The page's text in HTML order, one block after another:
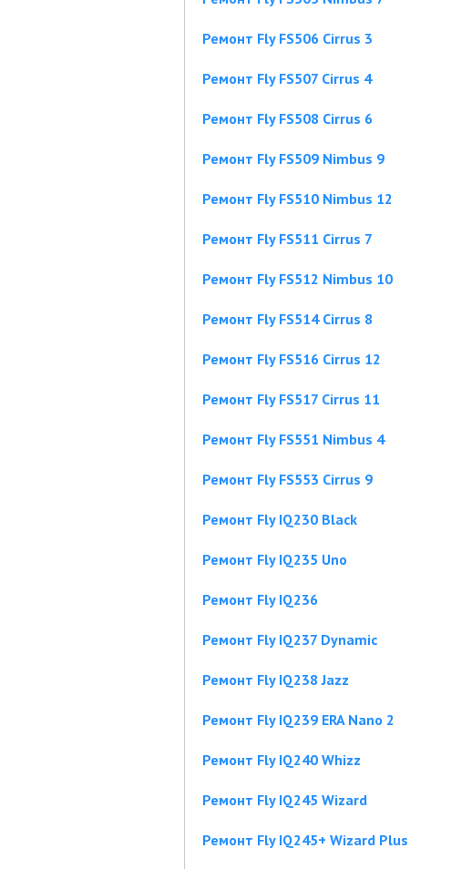
Ремонт Fly FS506 Cirrus 3
Ремонт Fly FS507 Cirrus 4
Ремонт Fly FS508 Cirrus 6
Ремонт Fly FS509 Nimbus 9
Ремонт Fly FS510 Nimbus 12
Ремонт Fly FS511 Cirrus 7
Ремонт Fly FS512 Nimbus 10
Ремонт Fly FS514 Cirrus 8
Ремонт Fly FS516 Cirrus 12
Ремонт Fly FS517 Cirrus 11
Ремонт Fly FS551 Nimbus 4
Ремонт Fly FS553 Cirrus 9
Ремонт Fly IQ230 Black
Ремонт Fly IQ235 Uno
Ремонт Fly IQ236
Ремонт Fly IQ237 Dynamic
Ремонт Fly IQ238 Jazz
Ремонт Fly IQ239 ERA Nano 2
Ремонт Fly IQ240 Whizz
Ремонт Fly IQ245 Wizard
Ремонт Fly IQ245+ Wizard Plus